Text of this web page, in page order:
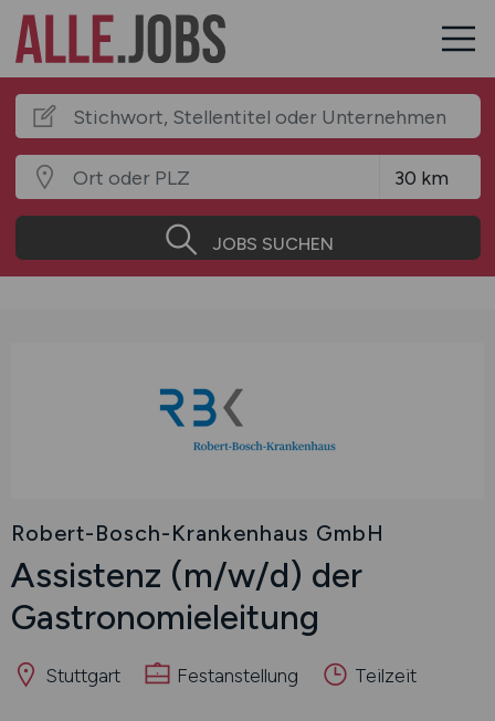
JOBS SUCHEN
Robert-Bosch-Krankenhaus GmbH
Assistenz (m/w/d) der
Gastronomieleitung
Stuttgart Festanstellung Teilzeit